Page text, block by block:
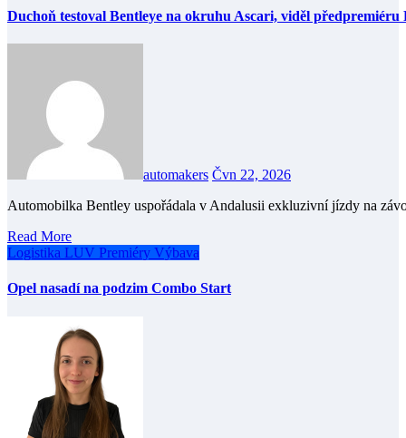
Duchoň testoval Bentleye na okruhu Ascari, viděl předpremiéru
automakers Čvn 22, 2026
Automobilka Bentley uspořádala v Andalusii exkluzivní jízdy na
Read More
Logistika LUV Premiéry Výbava
Opel nasadí na podzim Combo Start